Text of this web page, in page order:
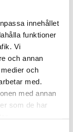
innehållet
funktioner
Vi
och annan
och
med.
med annan
som de har
kajakhållare
kr